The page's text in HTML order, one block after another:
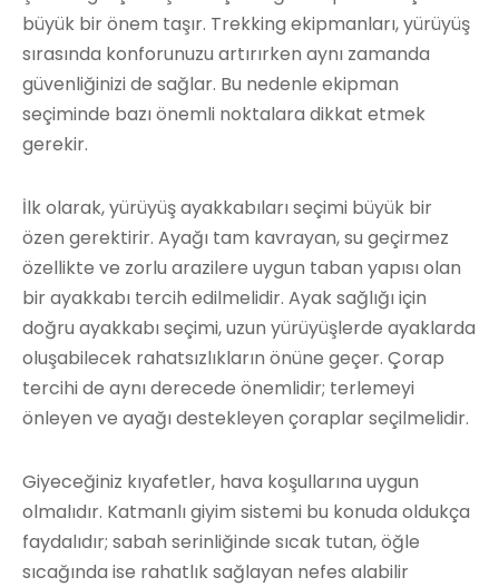
büyük bir önem taşır. Trekking ekipmanları, yürüyüş
sırasında konforunuzu artırırken aynı zamanda
güvenliğinizi de sağlar. Bu nedenle ekipman
seçiminde bazı önemli noktalara dikkat etmek
gerekir.
İlk olarak, yürüyüş ayakkabıları seçimi büyük bir
özen gerektirir. Ayağı tam kavrayan, su geçirmez
özellikte ve zorlu arazilere uygun taban yapısı olan
bir ayakkabı tercih edilmelidir. Ayak sağlığı için
doğru ayakkabı seçimi, uzun yürüyüşlerde ayaklarda
oluşabilecek rahatsızlıkların önüne geçer. Çorap
tercihi de aynı derecede önemlidir; terlemeyi
önleyen ve ayağı destekleyen çoraplar seçilmelidir.
Giyeceğiniz kıyafetler, hava koşullarına uygun
olmalıdır. Katmanlı giyim sistemi bu konuda oldukça
faydalıdır; sabah serinliğinde sıcak tutan, öğle
sıcağında ise rahatlık sağlayan nefes alabilir